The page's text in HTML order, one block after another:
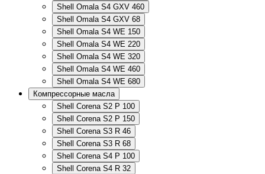
Shell Omala S4 GXV 460
Shell Omala S4 GXV 68
Shell Omala S4 WE 150
Shell Omala S4 WE 220
Shell Omala S4 WE 320
Shell Omala S4 WE 460
Shell Omala S4 WE 680
Компрессорные масла
Shell Corena S2 P 100
Shell Corena S2 P 150
Shell Corena S3 R 46
Shell Corena S3 R 68
Shell Corena S4 P 100
Shell Corena S4 R 32